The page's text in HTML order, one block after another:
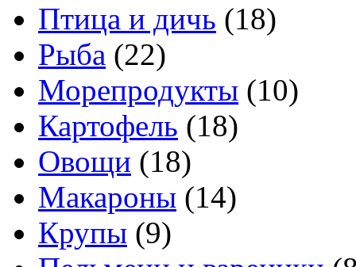
Птица и дичь (18)
Рыба (22)
Морепродукты (10)
Картофель (18)
Овощи (18)
Макароны (14)
Крупы (9)